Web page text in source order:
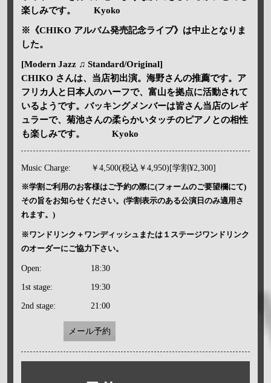
楽しみです。 Kyoko
※《CHIKO アルバム発売記念ライブ》は中止となりま
した。
[Modern Jazz ♫ Standard/Original]
CHIKO さんは、当店初出演。海野さんの推薦です。ア
フリカ人と日本人のハーフで、富山を拠点に活動されて
いるようです。バッキングメンバーは皆さん当店のレギ
ュラーで、菊池さんの柔らかいタッチのピアノとの相性
も楽しみです。 Kyoko
Music Charge: ￥4,500(税込￥4,950)[学割¥2,300]
※学割ご利用のお客様はご予約の際に(フォームのご要望欄にて)
その旨をお知らせください。(学割表示のある公演日のみ適用さ
れます。)
※ワンドリンク＋ワンディッシュまたは１ステージワンドリンク
のオーダーにご協力下さい。
Open: 18:30
1st stage: 19:30
2nd stage: 21:00
メール予約